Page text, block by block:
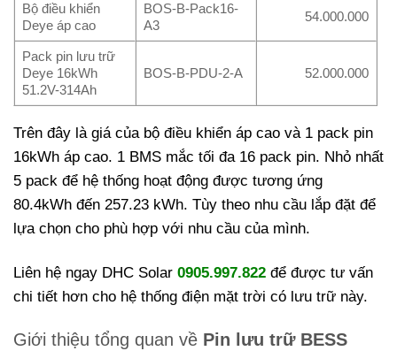
Bộ điều khiển
Deye áp cao
BOS-B-Pack16-
A3
54.000.000
Pack pin lưu trữ
Deye 16kWh
51.2V-314Ah
BOS-B-PDU-2-A 52.000.000
Trên đây là giá của bộ điều khiển áp cao và 1 pack pin
16kWh áp cao. 1 BMS mắc tối đa 16 pack pin. Nhỏ nhất
5 pack để hệ thống hoạt động được tương ứng
80.4kWh đến 257.23 kWh. Tùy theo nhu cầu lắp đặt để
lựa chọn cho phù hợp với nhu cầu của mình.
Liên hệ ngay DHC Solar 0905.997.822 để được tư vấn
chi tiết hơn cho hệ thống điện mặt trời có lưu trữ này.
Giới thiệu tổng quan về Pin lưu trữ BESS